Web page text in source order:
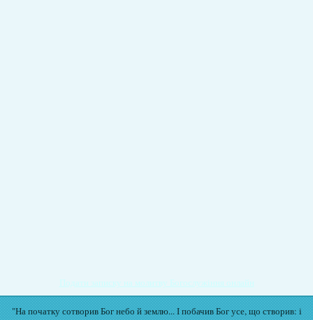
Подати записку на молитву Богослужіння онлайн
"На початку сотворив Бог небо й землю... І побачив Бог усе, що створив: і